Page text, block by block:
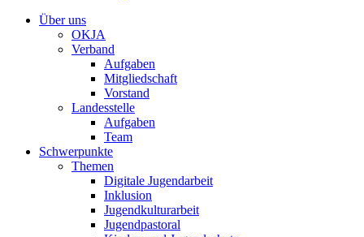
Über uns
OKJA
Verband
Aufgaben
Mitgliedschaft
Vorstand
Landesstelle
Aufgaben
Team
Schwerpunkte
Themen
Digitale Jugendarbeit
Inklusion
Jugendkulturarbeit
Jugendpastoral